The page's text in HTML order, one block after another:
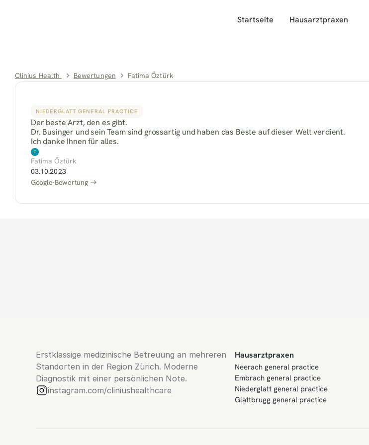
Startseite Hausarztpraxen
Clinius Health Bewertungen Fatima Öztürk
NIEDERGLATT GENERAL PRACTICE
Der beste Arzt, den es gibt.
Dr. Businger und sein Team sind grossartig und haben das Beste auf dieser Welt verdient.
Ich danke Ihnen für alles.
Fatima Öztürk
03.10.2023
Google-Bewertung
Erstklassige medizinische Betreuung an mehreren
Standorten in der Region Zürich. Moderne
Diagnostik mit einer persönlichen Note.
instagram.com/cliniushealthcare
Hausarztpraxen
Neerach general practice
Embrach general practice
Niederglatt general practice
Glattbrugg general practice